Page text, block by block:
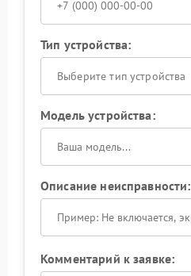
Тип устройства:
Выберите тип устройства
Модель устройства:
Описание неисправности:
Комментарий к заявке: